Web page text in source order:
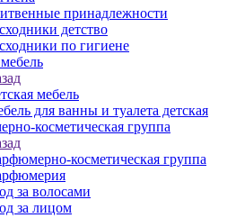
принадлежности
детство
по гигиене
мебель
для ванны и туалета детская
косметическая группа
косметическая группа
за волосами
за лицом